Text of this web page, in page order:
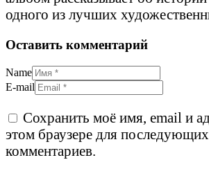
одного из лучших
Оставить комментарий
Name
E-mail
Сохранить моё имя, email и
этом браузере для
комментариев.